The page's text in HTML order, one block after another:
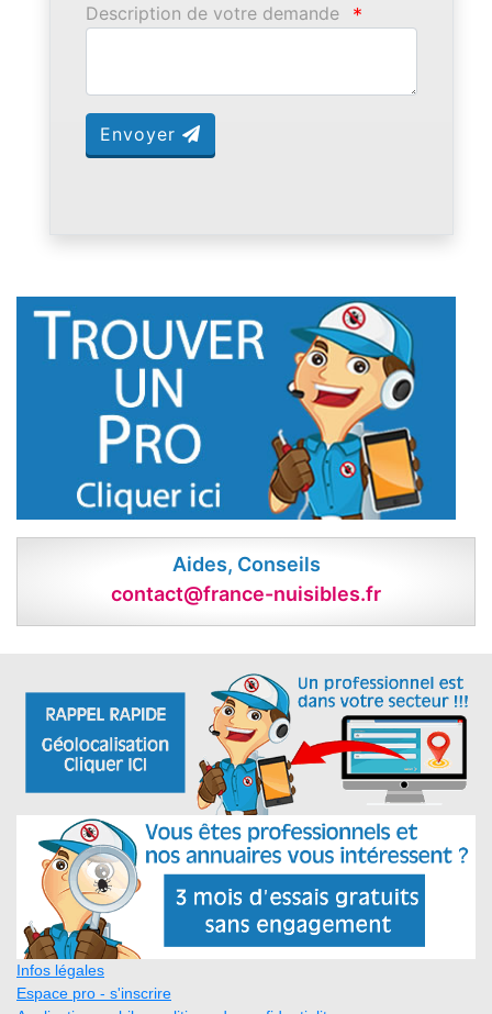
Description de votre demande *
Envoyer
Aides, Conseils
contact@france-nuisibles.fr
Infos légales
Espace pro - s'inscrire